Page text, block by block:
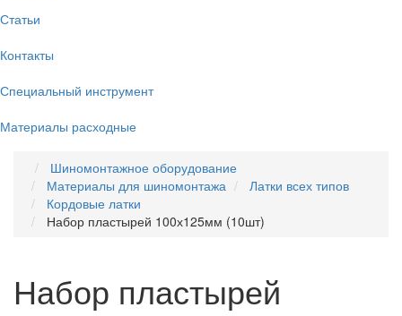
Статьи
Контакты
Специальный инструмент
Материалы расходные
Шиномонтажное оборудование
Материалы для шиномонтажа
Латки всех типов
Кордовые латки
Набор пластырей 100х125мм (10шт)
Набор пластырей